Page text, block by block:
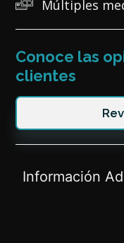
Múltiples
Conoce las
clientes
Información